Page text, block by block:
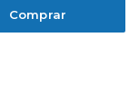
Comprar